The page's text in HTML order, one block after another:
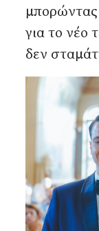
μπορώντας
για το νέο
δεν